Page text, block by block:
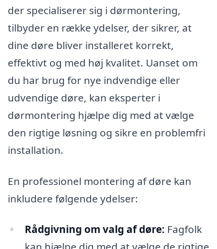
der specialiserer sig i dørmontering,
tilbyder en række ydelser, der sikrer, at
dine døre bliver installeret korrekt,
effektivt og med høj kvalitet. Uanset om
du har brug for nye indvendige eller
udvendige døre, kan eksperter i
dørmontering hjælpe dig med at vælge
den rigtige løsning og sikre en problemfri
installation.
En professionel montering af døre kan
inkludere følgende ydelser:
Rådgivning om valg af døre: Fagfolk